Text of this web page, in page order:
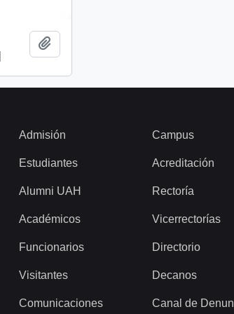
Admisión
Estudiantes
Alumni UAH
Académicos
Funcionarios
Visitantes
Comunicaciones
Campus
Acreditación
Rectoría
Vicerrectorías
Directorio
Decanos
Canal de